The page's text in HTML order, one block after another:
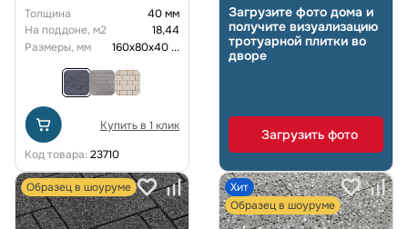
Толщина
40 мм
На поддоне, м2
18,44
Размеры, мм
160х80х40...
Купить в 1 клик
Код товара: 23710
Загрузите фото дома и
получите визуализацию
тротуарной плитки во
дворе
Загрузить фото
Образец в шоуруме
Хит
Образец в шоуруме